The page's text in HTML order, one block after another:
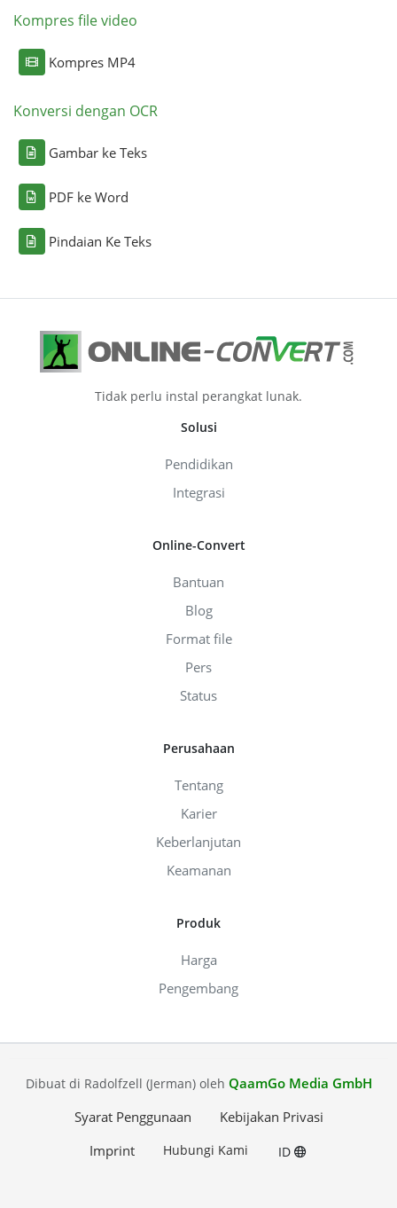
Kompres file video
Kompres MP4
Konversi dengan OCR
Gambar ke Teks
PDF ke Word
Pindaian Ke Teks
Tidak perlu instal perangkat lunak.
Solusi
Pendidikan
Integrasi
Online-Convert
Bantuan
Blog
Format file
Pers
Status
Perusahaan
Tentang
Karier
Keberlanjutan
Keamanan
Produk
Harga
Pengembang
Dibuat di Radolfzell (Jerman) oleh QaamGo Media GmbH
Syarat Penggunaan
Kebijakan Privasi
Imprint
Hubungi Kami ID